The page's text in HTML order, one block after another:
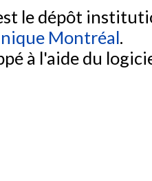
le dépôt
Montréal.
à l'aide du